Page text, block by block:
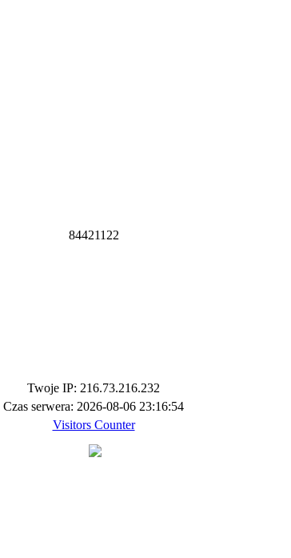
844211 22
Twoje IP: 216.73.216.232
Czas serwera: 2026-08-06 23:16:54
Visitors Counter